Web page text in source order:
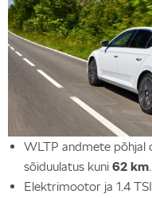
WLTP andmete põhjal
sõiduulatus kuni 62 km.
Elektrimootor ja 1.4